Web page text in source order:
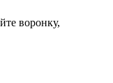
воронку,